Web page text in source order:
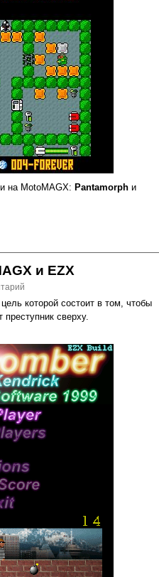
на MotoMAGX: Pantamorph и
и EZX
и EZX
цель которой состоит в том, чтобы
сверху.